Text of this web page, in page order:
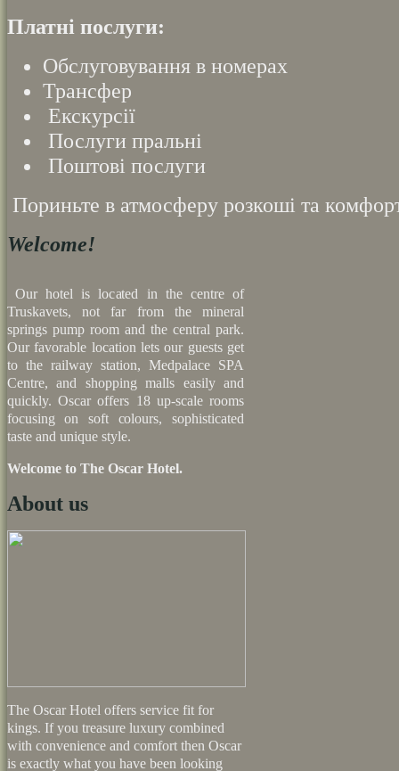
Платні послуги:
Обслуговування в номерах
Трансфер
Екскурсії
Послуги пральні
Поштові послуги
Пориньте в атмосферу розкоші та
Welcome!
Our hotel is located in the centre of
Truskavets, not far from the mineral
springs pump room and the central park.
Our favorable location lets our guests get
to the railway station, Medpalace SPA
Centre, and shopping malls easily and
quickly. Oscar offers 18 up-scale rooms
focusing on soft colours, sophisticated
taste and unique style.
Welcome to The Oscar Hotel.
About us
The Oscar Hotel offers service fit for
kings. If you treasure luxury combined
with convenience and comfort then Oscar
is exactly what you have been looking